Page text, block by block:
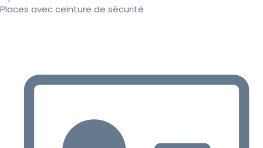
Places avec ceinture de sécurité